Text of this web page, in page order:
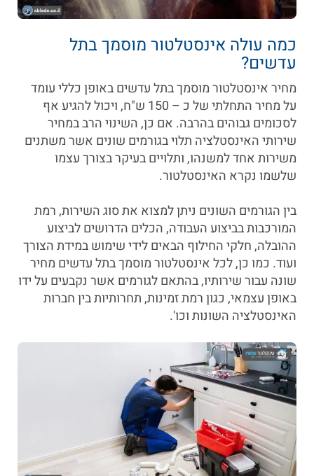
כמה עולה אינסטלטור מוסמך בתל
עדשים?
מחיר אינסטלטור מוסמך בתל עדשים באופן כללי עומד
על מחיר התחלתי של כ – 150 ש"ח, ויכול להגיע אף
לסכומים גבוהים בהרבה. אם כן, השינוי הרב במחיר
שירותי האינסטלציה תלוי בגורמים שונים אשר משתנים
משירות אחד למשנהו, ותלויים בעיקר בצורך עצמו
שלשמו נקרא האינסטלטור.
בין הגורמים השונים ניתן למצוא את סוג השירות, רמת
המורכבות בביצוע העבודה, הכלים הדרושים לביצוע
ההובלה, חלקי החילוף הבאים לידי שימוש במידת הצורך
ועוד. כמו כן, לכל אינסטלטור מוסמך בתל עדשים מחיר
שונה עבור שירותיו, בהתאם לגורמים אשר נקבעים על ידו
באופן עצמאי, כגון רמת זמינות, תחרותיות בין חברות
האינסטלציה השונות וכו'.